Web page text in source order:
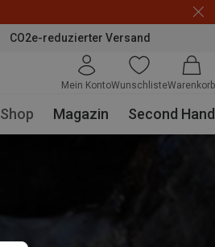
CO2e-reduzierter Versand
Mein KontoWunschlisteWarenkorb
Shop Magazin Second Hand